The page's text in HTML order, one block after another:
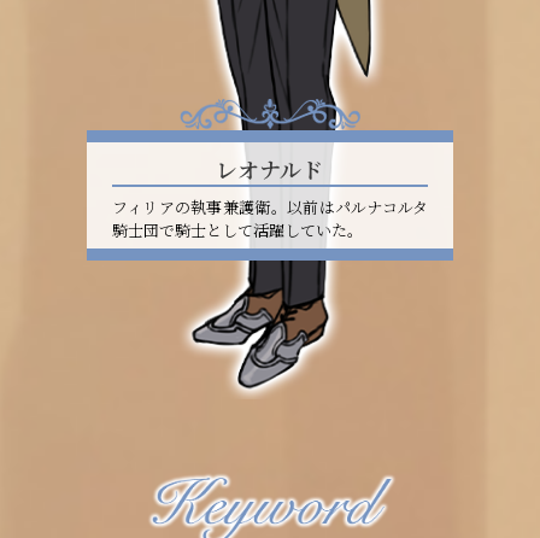
レオナルド
フィリアの執事兼護衛。以前はパルナコルタ
騎士団で騎士として活躍していた。